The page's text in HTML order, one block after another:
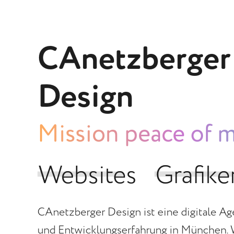
CAnetzberger
Design
Mission peace of
Websites
Websites
CAnetzberger Design ist eine digitale
und Entwicklungserfahrung in München.